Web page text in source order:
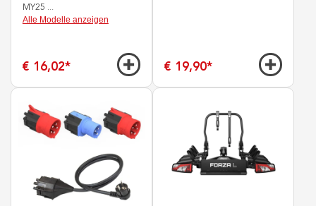
MY25 ...
Alle Modelle anzeigen
€ 16,02* € 19,90*